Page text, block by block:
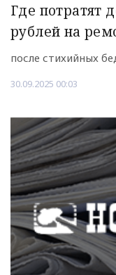
Где потратят
рублей на
после стихийных
30.09.2025 00:03